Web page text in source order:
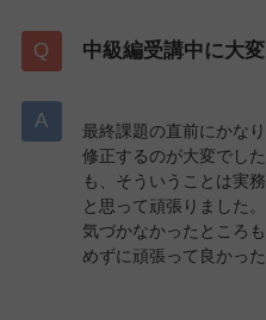
中級編受講中に大
最終課題の直前にかな
修正するのが大変でし
も、そういうことは実
と思って頑張りました
気づかなかったところ
めずに頑張って良かっ